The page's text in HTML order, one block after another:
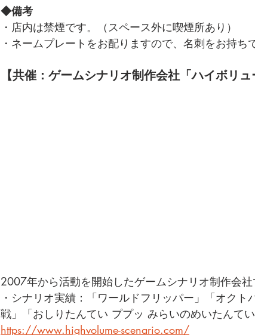
◆備考
・店内は禁煙です。（スペース外に喫煙所あり）
・ネームプレートをお配りますので、名刺をお持ち
【共催：ゲームシナリオ制作会社「ハイボリュ
2007年から活動を開始したゲームシナリオ制作会
・シナリオ実績：「ワールドフリッパー」「オク
戦」「おしりたんてい ププッ みらいのめいたんて
https://www.highvolume-scenario.com/